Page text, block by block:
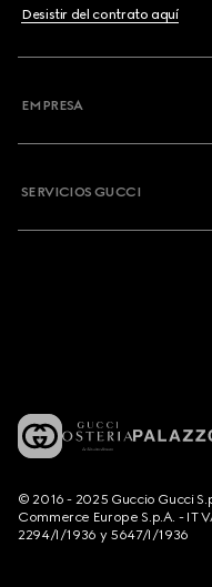
Desistir del contrato aquí
EMPRESA
SERVICIOS GUCCI
© 2016 - 2025 Guccio Gucci
Commerce Europe S.p.A. - IT
2294/I/1936 y 5647/I/1936